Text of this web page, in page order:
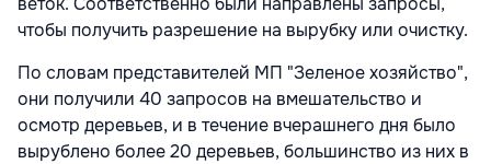
чтобы получить разрешение на вырубку или очистку.
По словам представителей МП "Зеленое хозяйство",
они получили 40 запросов на вмешательство и
осмотр деревьев, и в течение вчерашнего дня было
вырублено более 20 деревьев, большинство из них в